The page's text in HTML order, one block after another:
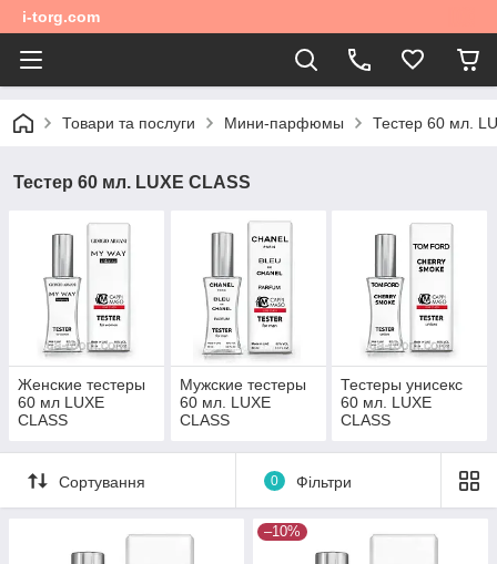
i-torg.com
Товари та послуги Мини-парфюмы Тестер 60 мл.
Тестер 60 мл. LUXE CLASS
Женские тестеры
60 мл LUXE
CLASS
Мужские тестеры
60 мл. LUXE
CLASS
Тестеры унисекс
60 мл. LUXE
CLASS
Сортування 0 Фільтри
–10%